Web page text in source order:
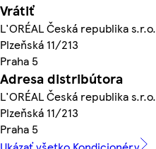
Vrátiť
L'ORÉAL Česká republika s.r.o.
Plzeňská 11/213
Praha 5
Adresa distribútora
L'ORÉAL Česká republika s.r.o.
Plzeňská 11/213
Praha 5